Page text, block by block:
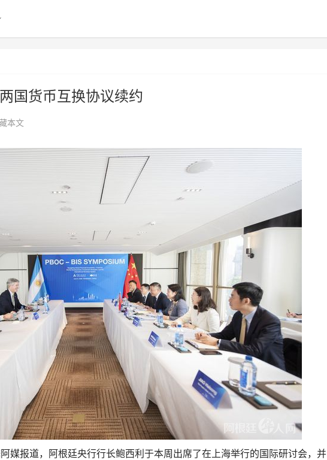
国货币互换协议续约
本文
媒报道，阿根廷央行行长鲍西利于本周出席了在上海举行的国际研讨会，并